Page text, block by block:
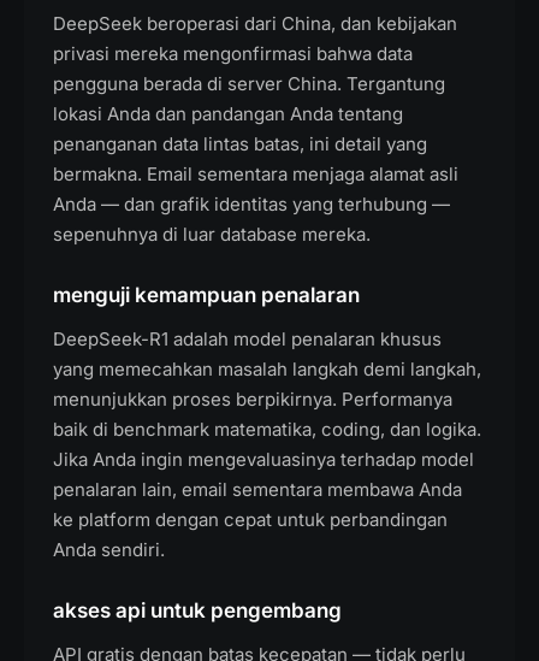
DeepSeek beroperasi dari China, dan kebijakan
privasi mereka mengonfirmasi bahwa data
pengguna berada di server China. Tergantung
lokasi Anda dan pandangan Anda tentang
penanganan data lintas batas, ini detail yang
bermakna. Email sementara menjaga alamat asli
Anda — dan grafik identitas yang terhubung —
sepenuhnya di luar database mereka.
menguji kemampuan penalaran
DeepSeek-R1 adalah model penalaran khusus
yang memecahkan masalah langkah demi langkah,
menunjukkan proses berpikirnya. Performanya
baik di benchmark matematika, coding, dan logika.
Jika Anda ingin mengevaluasinya terhadap model
penalaran lain, email sementara membawa Anda
ke platform dengan cepat untuk perbandingan
Anda sendiri.
akses api untuk pengembang
API gratis dengan batas kecepatan — tidak perlu